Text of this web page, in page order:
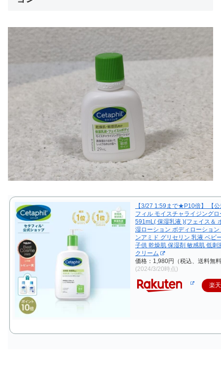
【3/27 1:59まで★P10倍】 【
フィル モイスチャライジング
591mL( 保湿乳液 )(フェイス＆
湿ローション ボディローション
ンアミド グリセリン 乳液 ベビ
子供 乾燥肌 保湿剤 敏感肌 低刺
クリーム
価格：1,980円（税込、送料無
(2024/3/20時点)
楽